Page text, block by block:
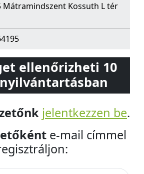
Mátramindszent Kossuth L tér
ellenőrizheti 10
jelentkezzen be.
e-mail címmel